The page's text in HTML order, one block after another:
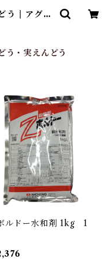
う | アグリ
う・実えんどう
ルドー水和剤 1kg 1